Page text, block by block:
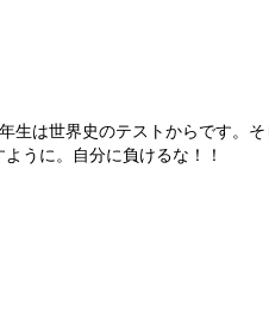
生は世界史のテストからです。
うに。自分に負けるな！！